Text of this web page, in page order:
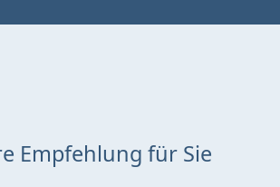
Empfehlung für Sie